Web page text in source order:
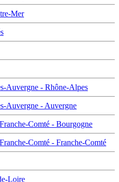
Mer
Auvergne - Rhône-Alpes
Auvergne - Auvergne
Comté - Bourgogne
Comté - Franche-Comté
Loire